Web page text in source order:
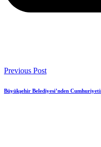
Previous Post
Büyükşehir Belediyesi’nden